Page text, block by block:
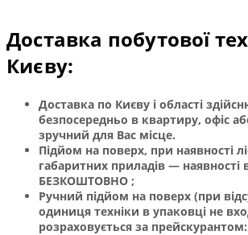
Доставка побутової
Києву:
Доставка по Києву і області
безпосередньо в квартиру, офіс
зручний для Вас місце.
Підйом на поверх, при наявності
габаритних приладів — наявності
БЕЗКОШТОВНО ;
Ручний підйом на поверх (при
одиниця техніки в упаковці не
розраховується за прейскурантом: